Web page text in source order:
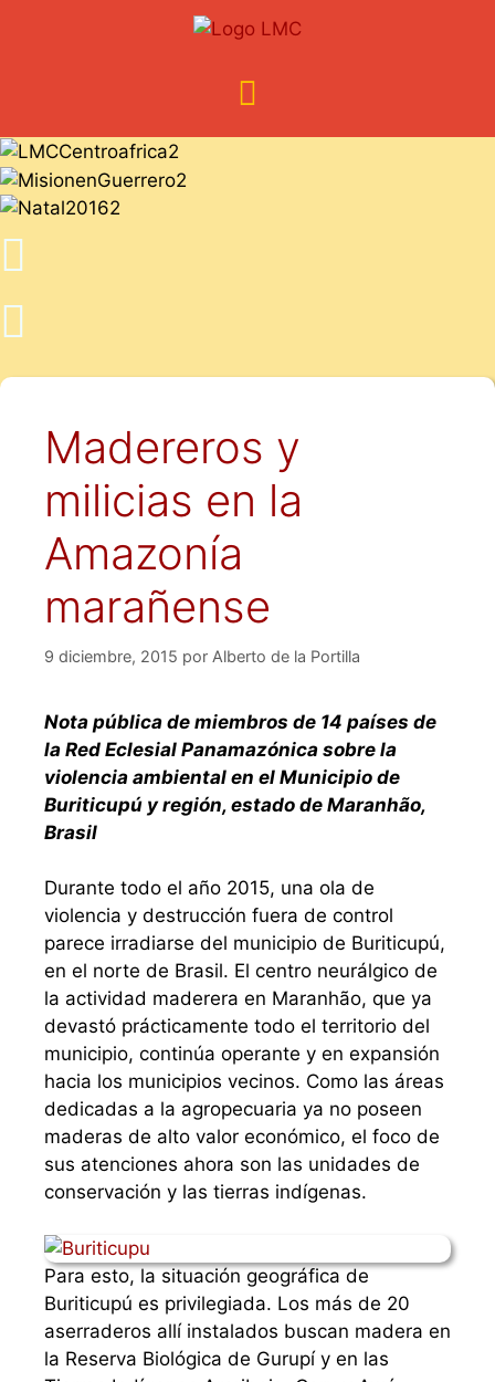
Madereros y
milicias en la
Amazonía
marañense
9 diciembre, 2015 por Alberto de la Portilla
Nota pública de miembros de 14 países de
la Red Eclesial Panamazónica sobre la
violencia ambiental en el Municipio de
Buriticupú y región, estado de Maranhão,
Brasil
Durante todo el año 2015, una ola de
violencia y destrucción fuera de control
parece irradiarse del municipio de Buriticupú,
en el norte de Brasil. El centro neurálgico de
la actividad maderera en Maranhão, que ya
devastó prácticamente todo el territorio del
municipio, continúa operante y en expansión
hacia los municipios vecinos. Como las áreas
dedicadas a la agropecuaria ya no poseen
maderas de alto valor económico, el foco de
sus atenciones ahora son las unidades de
conservación y las tierras indígenas.
Para esto, la situación geográfica de
Buriticupú es privilegiada. Los más de 20
aserraderos allí instalados buscan madera en
la Reserva Biológica de Gurupí y en las